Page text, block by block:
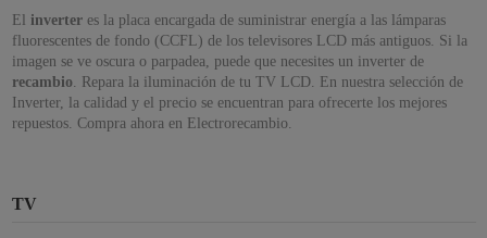
El inverteres la placa encargada de suministrar energía a las lámparas
fluorescentes de fondo (CCFL) de los televisores LCD más antiguos. Si la
imagen se ve oscura o parpadea, puede que necesites un inverter de
recambio. Repara la iluminación de tu TV LCD. En nuestra selección de
Inverter, la calidad y el precio se encuentran para ofrecerte los mejores
repuestos. Compra ahora en Electrorecambio.
TV